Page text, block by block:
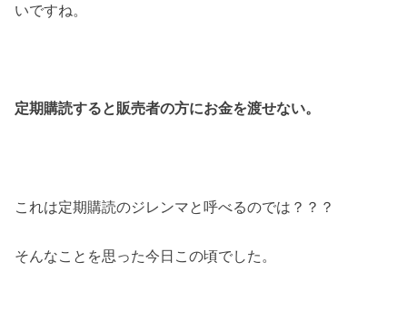
いですね。
定期購読すると販売者の方にお金を渡せない。
これは定期購読のジレンマと呼べるのでは？？？
そんなことを思った今日この頃でした。